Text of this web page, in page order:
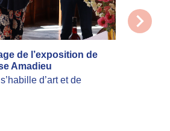
de l’exposition de
Amadieu
d’art et de
chevron_right